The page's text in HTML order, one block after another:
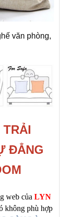
văn phòng,
ĐẲNG
web của LYN
không phù hợp